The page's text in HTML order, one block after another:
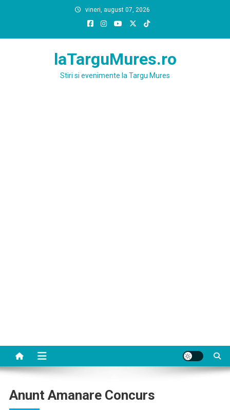
vineri, august 07, 2026
laTarguMures.ro
Stiri si evenimente la Targu Mures
Anunt Amanare Concurs